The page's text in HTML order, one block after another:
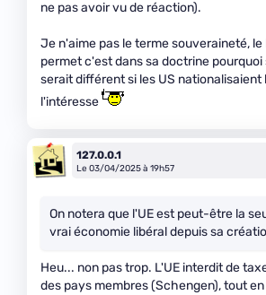
ne pas avoir vu de réaction).
Je n'aime pas le terme souveraineté, le
permet c'est dans sa doctrine
serait différent si les US nationalisaient
l'intéresse
127.0.0.1
Le 03/04/2025 à 19h57
On notera que l'UE est peut-être la
vrai économie libéral depuis sa
Heu... non pas trop. L'UE interdit de
des pays membres (Schengen), tout